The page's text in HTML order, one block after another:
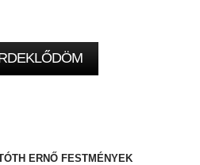
ERNŐ FESTMÉNYEK